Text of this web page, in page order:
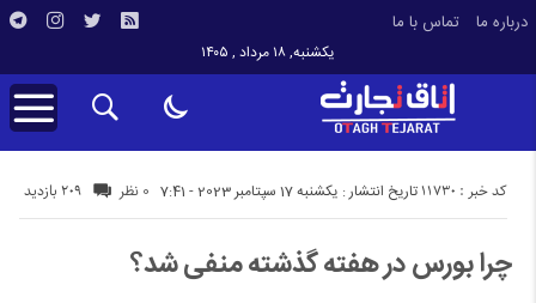
درباره ما تماس با ما
یکشنبه, ۱۸ مرداد , ۱۴۰۵
تاریخ انتشار : یکشنبه 17 سپتامبر 2023 - 7:41 209 بازدید کد خبر : 11730 0 نظر
چرا بورس در هفته گذشته منفی شد؟